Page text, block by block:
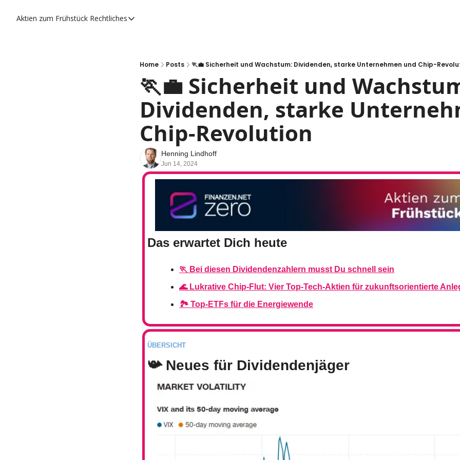
Aktien zum Frühstück Rechtliches
Rechtliches
Impressum
Home Posts 🏃💼 Sicherheit und Wachstum: Dividenden, starke Unternehmen und Chip-
🏃💼 Sicherheit und
Dividenden, starke
Chip-Revolution
Henning Lindhoff
Jun 14, 2024
Das erwartet Dich heute
🏃 Bei diesen Dividendenzahlern musst Du schnell sein
🌊 Lukrative Chip-Flut: Vier Top-Tech-Aktien für zukunftsorientierte
🏞️ Top-ETFs für die Energiewende
ÜBERSICHT
📯 Neues für Dividendenjäger